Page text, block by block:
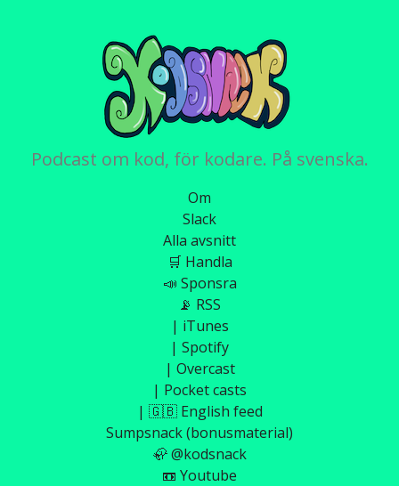
Podcast om kod, för kodare. På svenska.
Om
Slack
Alla avsnitt
🛒 Handla
📣 Sponsra
📡 RSS
| iTunes
| Spotify
| Overcast
| Pocket casts
| 🇬🇧 English feed
Sumpsnack (bonusmaterial)
🦣 @kodsnack
📼 Youtube